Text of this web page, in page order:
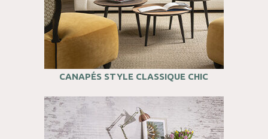
CANAPÉS STYLE CLASSIQUE CHIC